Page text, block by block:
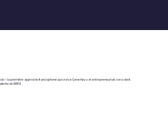
— la première approche francophone qui croise Gene Keys et entrepreneuriat conscient.
de 888 €.